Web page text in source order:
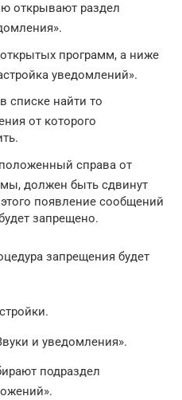
открывают раздел
программ, а ниже
уведомлений».
списке найти то
от которого
справа от
должен быть сдвинут
появление сообщений
запрещено.
запрещения будет
и уведомления».
подраздел